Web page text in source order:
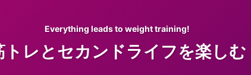
Everything leads to weight training!
トレとセカンドライフを楽しむ